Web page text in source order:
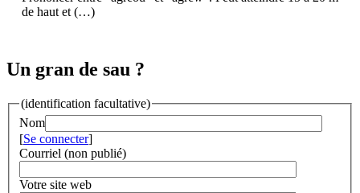
de haut et (…)
Un gran de sau ?
(identification facultative)
Nom
[Se connecter]
Courriel (non publié)
Votre site web